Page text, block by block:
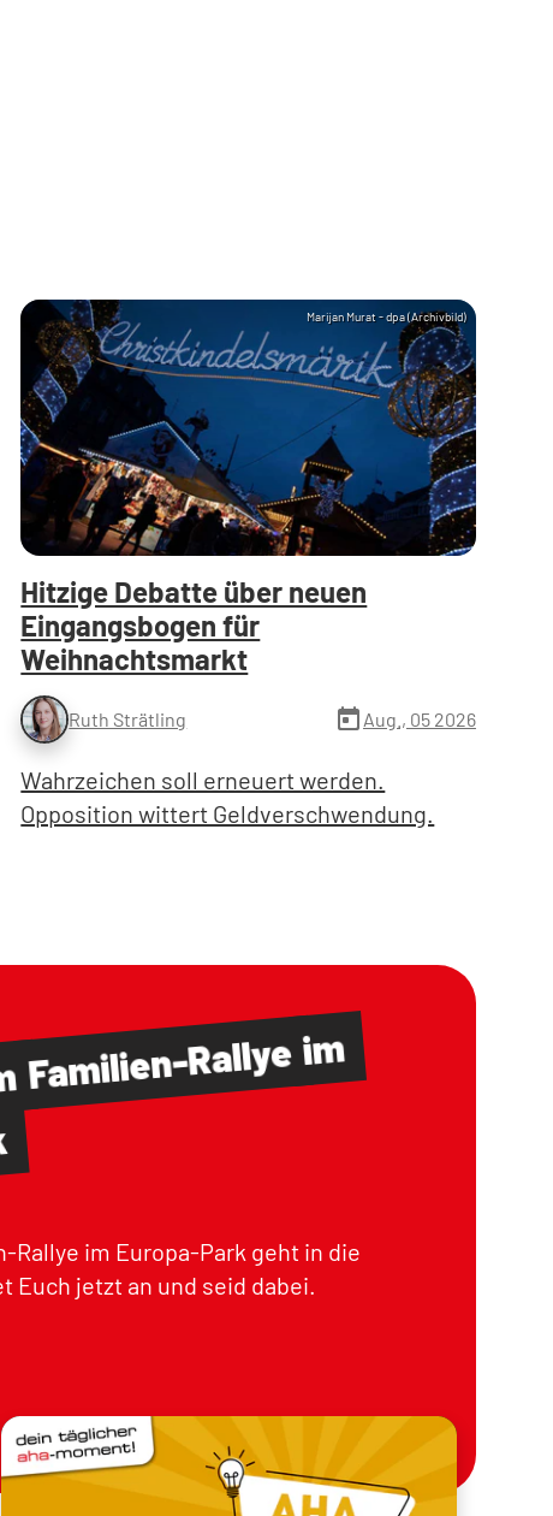
Marijan Murat - dpa (Archivbild)
Hitzige Debatte über neuen
Eingangsbogen für
Weihnachtsmarkt
Ruth Strätling today Aug., 05 2026
Wahrzeichen soll erneuert werden.
Opposition wittert Geldverschwendung.
Familien-Rallyeim
Rallye im Europa-Park geht in die
Euch jetzt an und seid dabei.